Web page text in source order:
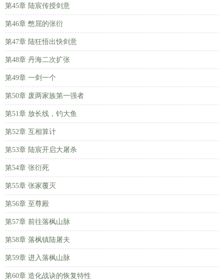
第45章 陆宸传授剑意
第46章 憋屈的张衍
第47章 陆狂悟出快剑意
第48章 丹海二次扩张
第49章 一剑一个
第50章 废两家族第一强者
第51章 放长线，钓大鱼
第52章 互相算计
第53章 陆宸开启大屠杀
第54章 张衍死
第55章 张家覆灭
第56章 至尊殿
第57章 前往落枫山脉
第58章 落枫镇陆屠夫
第59章 进入落枫山脉
第60章 造化战诀的恢复特性